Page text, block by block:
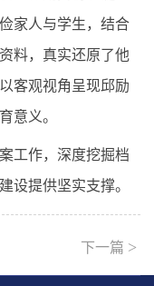
家人与学生，结合
料，真实还原了他
客观视角呈现邱励
意义。
工作，深度挖掘档
设提供坚实支撑。
下一篇 >